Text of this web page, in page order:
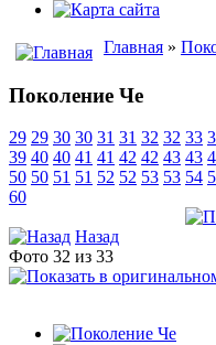
Главная »
Поколение Че
29 29 30 30 31 31 32 32 33
39 40 40 41 41 42 42 43 43
50 50 51 51 52 52 53 53 54
60
Назад
Фото 32 из 33